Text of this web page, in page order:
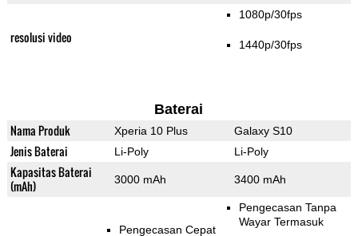
resolusi video
1080p/30fps
1440p/30fps
Baterai
Nama Produk Xperia 10 Plus Galaxy S10
Jenis Baterai Li-Poly Li-Poly
Kapasitas Baterai
(mAh)
3000 mAh 3400 mAh
Pengecasan Cepat
Pengecasan Tanpa
Wayar Termasuk